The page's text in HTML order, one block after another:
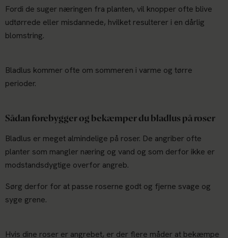
Fordi de suger næringen fra planten, vil knopper ofte blive
udtørrede eller misdannede, hvilket resulterer i en dårlig
blomstring.
Bladlus kommer ofte om sommeren i varme og tørre
perioder.
Sådan forebygger og bekæmper du bladlus på roser
Bladlus er meget almindelige på roser. De angriber ofte
planter som mangler næring og vand og som derfor ikke er
modstandsdygtige overfor angreb.
Sørg derfor for at passe roserne godt og fjerne svage og
syge grene.
Hvis dine roser er angrebet, er der flere måder at bekæmpe